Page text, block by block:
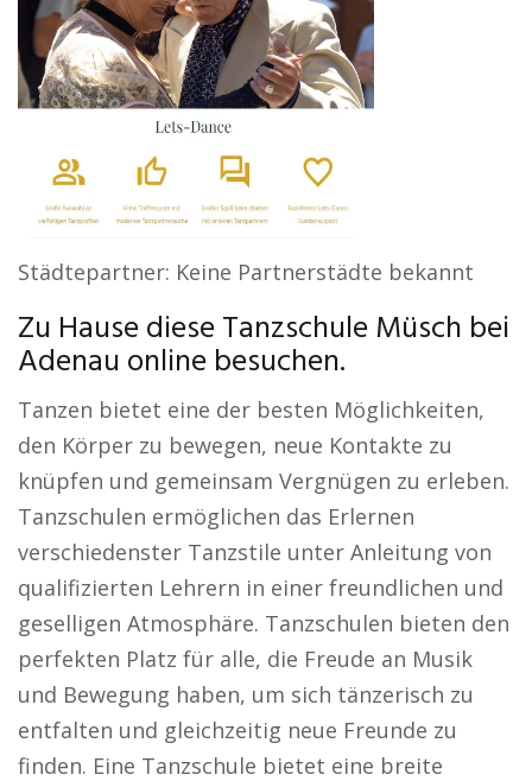
Städtepartner: Keine Partnerstädte bekannt
Zu Hause diese Tanzschule Müsch bei
Adenau online besuchen.
Tanzen bietet eine der besten Möglichkeiten,
den Körper zu bewegen, neue Kontakte zu
knüpfen und gemeinsam Vergnügen zu erleben.
Tanzschulen ermöglichen das Erlernen
verschiedenster Tanzstile unter Anleitung von
qualifizierten Lehrern in einer freundlichen und
geselligen Atmosphäre. Tanzschulen bieten den
perfekten Platz für alle, die Freude an Musik
und Bewegung haben, um sich tänzerisch zu
entfalten und gleichzeitig neue Freunde zu
finden. Eine Tanzschule bietet eine breite